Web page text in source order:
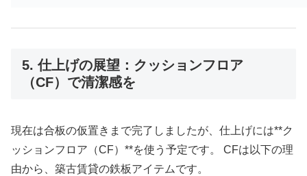
5. 仕上げの展望：クッションフロア
（CF）で清潔感を
現在は合板の仮置きまで完了しましたが、仕上げには**ク
ッションフロア（CF）**を使う予定です。 CFは以下の理
由から、築古賃貸の鉄板アイテムです。